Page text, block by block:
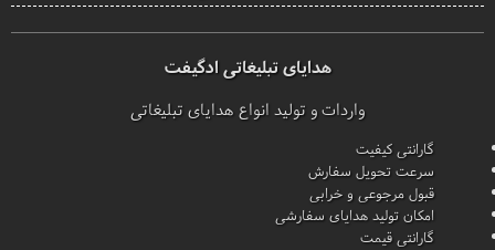
هدایای تبلیغاتی ادگیفت
واردات و تولید انواع هدایای تبلیغاتی
گارانتی کیفیت
سرعت تحویل سفارش
قبول مرجوعی و خرابی
امکان تولید هدایای سفارشی
گارانتی قیمت